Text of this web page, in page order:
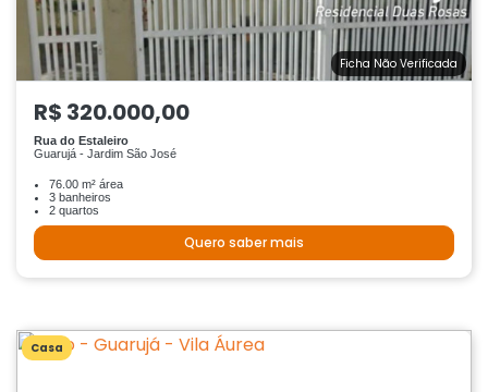
Ficha Não Verificada
R$ 320.000,00
Rua do Estaleiro
Guarujá - Jardim São José
76.00 m² área
3 banheiros
2 quartos
Quero saber mais
Casa